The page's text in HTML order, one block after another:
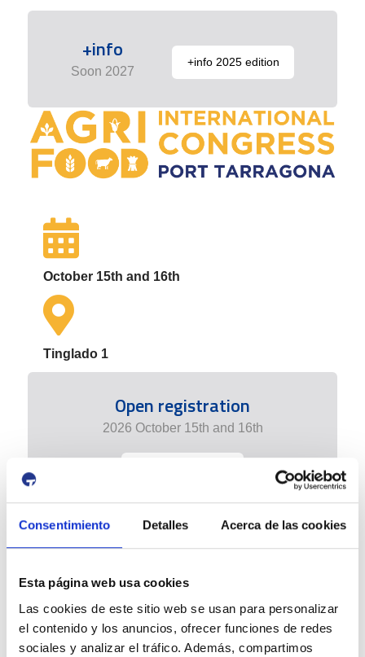
Consentimiento Detalles Acerca de las cookies
Esta página web usa cookies
Las cookies de este sitio web se usan para personalizar
el contenido y los anuncios, ofrecer funciones de redes
sociales y analizar el tráfico. Además, compartimos
+info
Soon 2027
+info 2025 edition
October 15th and 16th
Tinglado 1
Open registration
2026 October 15th and 16th